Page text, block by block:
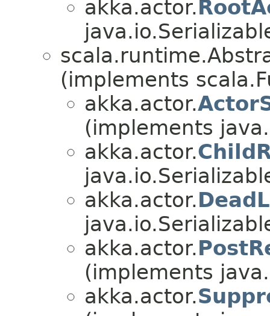
akka.actor.
(implements
akka.actor.
(implements
akka.actor.
akka.actor.
akka.actor.
(implements
akka.actor.